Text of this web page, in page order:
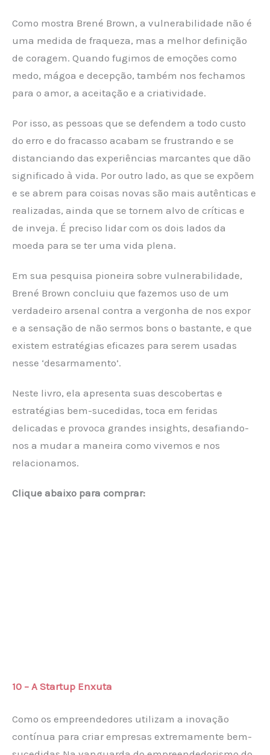
Como mostra Brené Brown, a vulnerabilidade não é
uma medida de fraqueza, mas a melhor definição
de coragem. Quando fugimos de emoções como
medo, mágoa e decepção, também nos fechamos
para o amor, a aceitação e a criatividade.
Por isso, as pessoas que se defendem a todo custo
do erro e do fracasso acabam se frustrando e se
distanciando das experiências marcantes que dão
significado à vida. Por outro lado, as que se expõem
e se abrem para coisas novas são mais autênticas e
realizadas, ainda que se tornem alvo de críticas e
de inveja. É preciso lidar com os dois lados da
moeda para se ter uma vida plena.
Em sua pesquisa pioneira sobre vulnerabilidade,
Brené Brown concluiu que fazemos uso de um
verdadeiro arsenal contra a vergonha de nos expor
e a sensação de não sermos bons o bastante, e que
existem estratégias eficazes para serem usadas
nesse ‘desarmamento’.
Neste livro, ela apresenta suas descobertas e
estratégias bem-sucedidas, toca em feridas
delicadas e provoca grandes insights, desafiando-
nos a mudar a maneira como vivemos e nos
relacionamos.
Clique abaixo para comprar:
10 – A Startup Enxuta
Como os empreendedores utilizam a inovação
contínua para criar empresas extremamente bem-